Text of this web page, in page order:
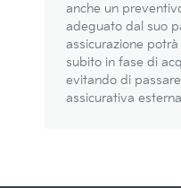
anche un
adeguato dal suo
assicurazione
subito in fase di
evitando di passare
assicurativa